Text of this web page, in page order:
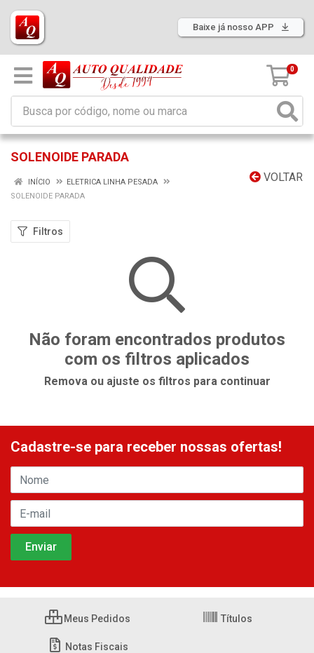
Baixe já nosso APP
0
SOLENOIDE PARADA
VOLTAR
INÍCIO
ELETRICA LINHA PESADA
SOLENOIDE PARADA
Filtros
Não foram encontrados produtos
com os filtros aplicados
Remova ou ajuste os filtros para continuar
Cadastre-se para receber nossas ofertas!
Meus Pedidos Títulos
Notas Fiscais